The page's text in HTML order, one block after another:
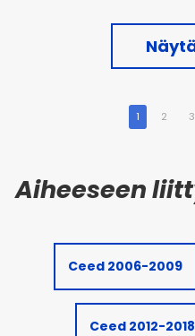
1 2 3
Ceed 2006-2009
Ceed 2012-2018